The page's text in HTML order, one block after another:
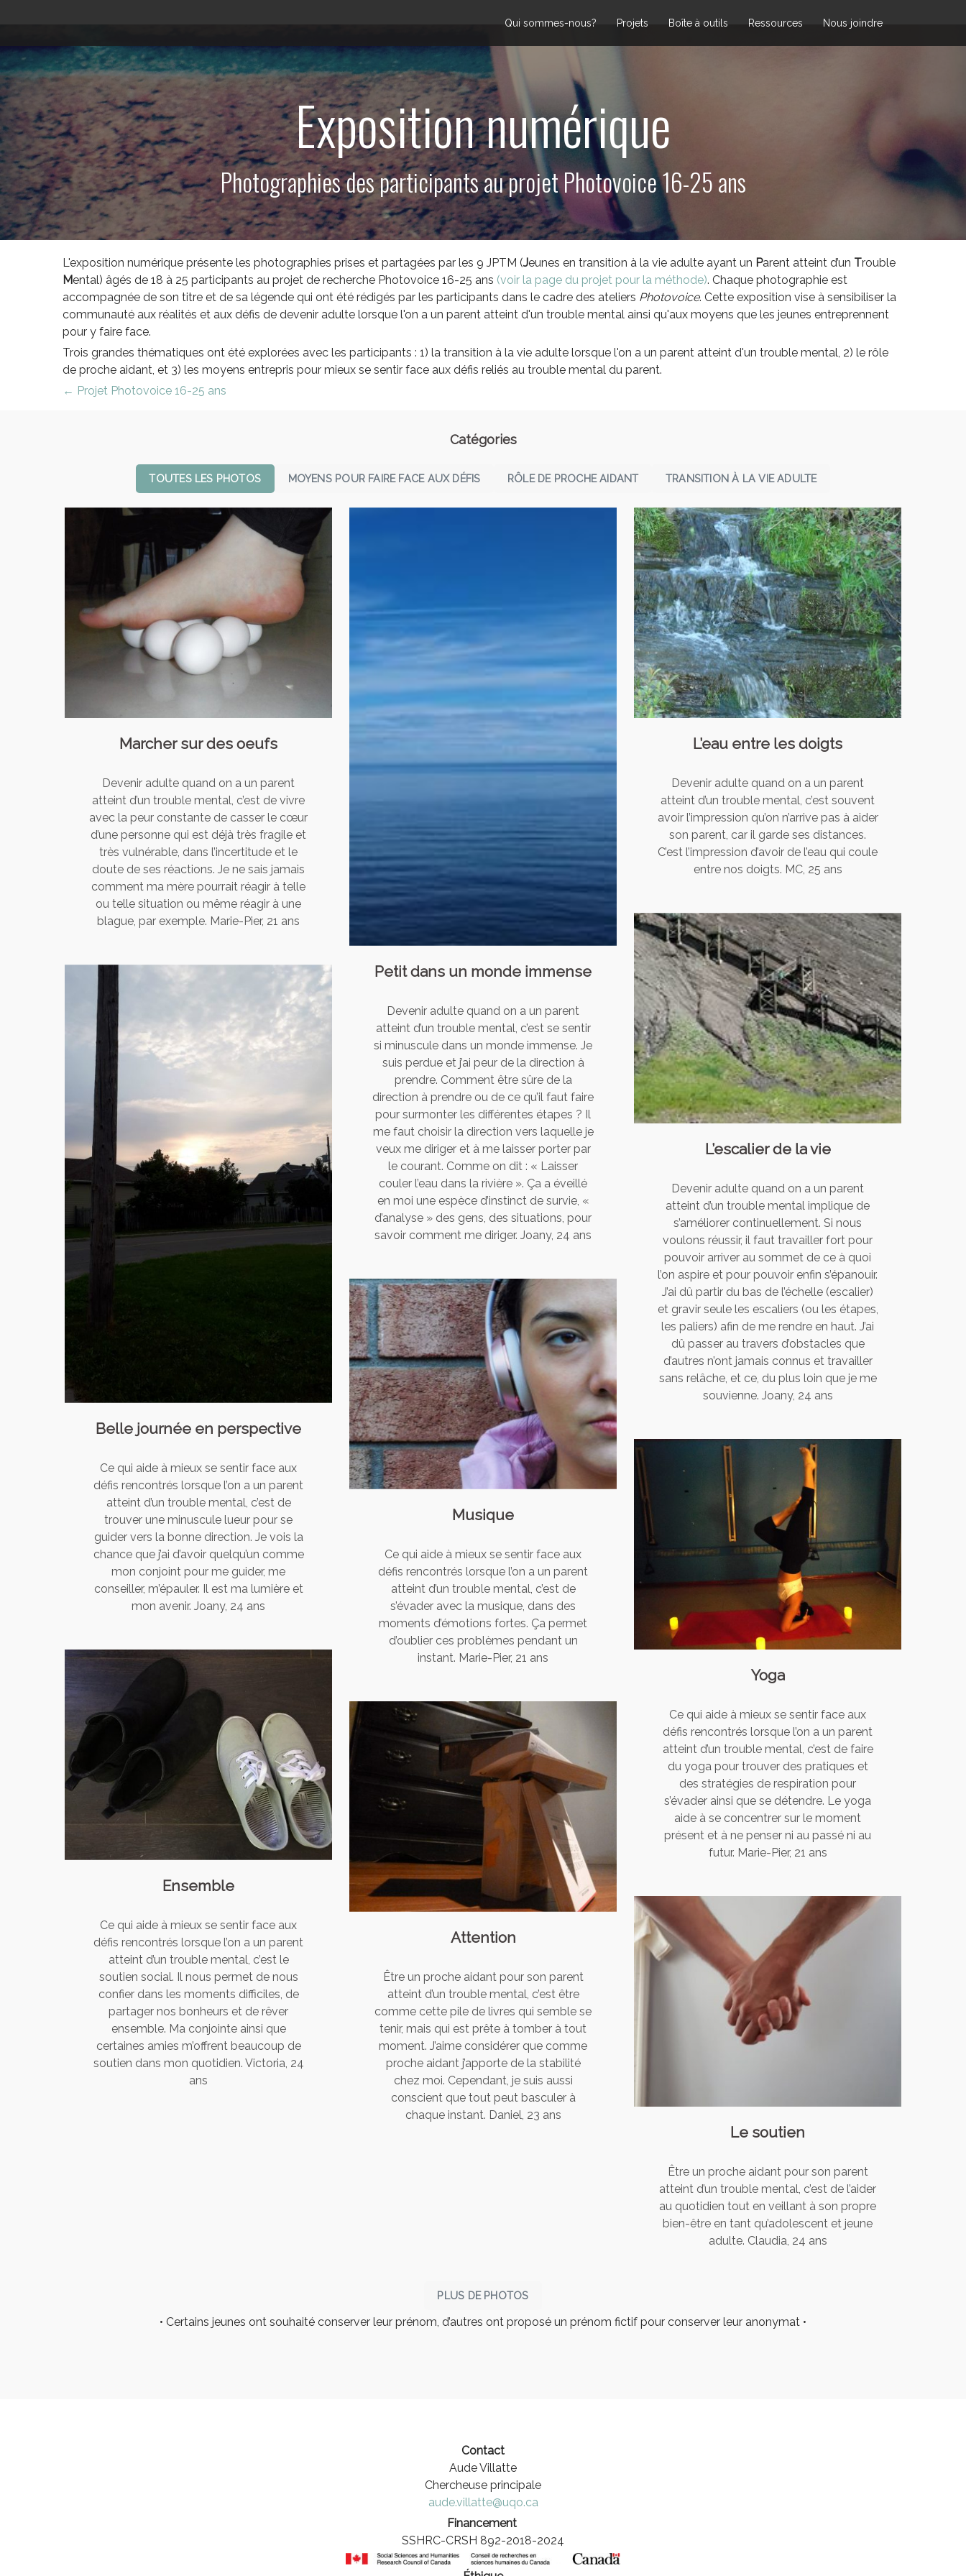
Qui sommes-nous? Projets Boîte à outils Ressources Nous joindre
Exposition numérique
Photographies des participants au projet Photovoice 16-25 ans
L'exposition numérique présente les photographies prises et partagées par les 9 JPTM (Jeunes en transition à la vie adulte ayant un Parent atteint d’un Trouble
Mental) âgés de 18 à 25 participants au projet de recherche Photovoice 16-25 ans (voir la page du projet pour la méthode). Chaque photographie est
accompagnée de son titre et de sa légende qui ont été rédigés par les participants dans le cadre des ateliers Photovoice. Cette exposition vise à sensibiliser la
communauté aux réalités et aux défis de devenir adulte lorsque l'on a un parent atteint d'un trouble mental ainsi qu'aux moyens que les jeunes entreprennent
pour y faire face.
Trois grandes thématiques ont été explorées avec les participants : 1) la transition à la vie adulte lorsque l'on a un parent atteint d'un trouble mental, 2) le rôle
de proche aidant, et 3) les moyens entrepris pour mieux se sentir face aux défis reliés au trouble mental du parent.
← Projet Photovoice 16-25 ans
Catégories
TOUTES LES PHOTOS MOYENS POUR FAIRE FACE AUX DÉFIS RÔLE DE PROCHE AIDANT TRANSITION À LA VIE ADULTE
Marcher sur des oeufs
Devenir adulte quand on a un parent
atteint d’un trouble mental, c’est de vivre
avec la peur constante de casser le cœur
d’une personne qui est déjà très fragile et
très vulnérable, dans l’incertitude et le
doute de ses réactions. Je ne sais jamais
comment ma mère pourrait réagir à telle
ou telle situation ou même réagir à une
blague, par exemple. Marie-Pier, 21 ans
Petit dans un monde immense
Devenir adulte quand on a un parent
atteint d’un trouble mental, c’est se sentir
si minuscule dans un monde immense. Je
suis perdue et j’ai peur de la direction à
prendre. Comment être sûre de la
direction à prendre ou de ce qu’il faut faire
pour surmonter les différentes étapes ? Il
me faut choisir la direction vers laquelle je
veux me diriger et à me laisser porter par
le courant. Comme on dit : « Laisser
couler l’eau dans la rivière ». Ça a éveillé
en moi une espèce d’instinct de survie, «
d’analyse » des gens, des situations, pour
savoir comment me diriger. Joany, 24 ans
L’eau entre les doigts
Devenir adulte quand on a un parent
atteint d’un trouble mental, c’est souvent
avoir l’impression qu’on n’arrive pas à aider
son parent, car il garde ses distances.
C’est l’impression d’avoir de l’eau qui coule
entre nos doigts. MC, 25 ans
L’escalier de la vie
Devenir adulte quand on a un parent
atteint d’un trouble mental implique de
s’améliorer continuellement. Si nous
voulons réussir, il faut travailler fort pour
pouvoir arriver au sommet de ce à quoi
l’on aspire et pour pouvoir enfin s’épanouir.
J’ai dû partir du bas de l’échelle (escalier)
et gravir seule les escaliers (ou les étapes,
les paliers) afin de me rendre en haut. J’ai
dû passer au travers d’obstacles que
d’autres n’ont jamais connus et travailler
sans relâche, et ce, du plus loin que je me
souvienne. Joany, 24 ans
Belle journée en perspective
Ce qui aide à mieux se sentir face aux
défis rencontrés lorsque l’on a un parent
atteint d’un trouble mental, c’est de
trouver une minuscule lueur pour se
guider vers la bonne direction. Je vois la
chance que j’ai d’avoir quelqu’un comme
mon conjoint pour me guider, me
conseiller, m’épauler. Il est ma lumière et
mon avenir. Joany, 24 ans
Musique
Ce qui aide à mieux se sentir face aux
défis rencontrés lorsque l’on a un parent
atteint d’un trouble mental, c’est de
s’évader avec la musique, dans des
moments d’émotions fortes. Ça permet
d’oublier ces problèmes pendant un
instant. Marie-Pier, 21 ans
Yoga
Ce qui aide à mieux se sentir face aux
défis rencontrés lorsque l’on a un parent
atteint d’un trouble mental, c’est de faire
du yoga pour trouver des pratiques et
des stratégies de respiration pour
s’évader ainsi que se détendre. Le yoga
aide à se concentrer sur le moment
présent et à ne penser ni au passé ni au
futur. Marie-Pier, 21 ans
Ensemble
Ce qui aide à mieux se sentir face aux
défis rencontrés lorsque l’on a un parent
atteint d’un trouble mental, c’est le
soutien social. Il nous permet de nous
confier dans les moments difficiles, de
partager nos bonheurs et de rêver
ensemble. Ma conjointe ainsi que
certaines amies m’offrent beaucoup de
soutien dans mon quotidien. Victoria, 24
ans
Attention
Être un proche aidant pour son parent
atteint d’un trouble mental, c’est être
comme cette pile de livres qui semble se
tenir, mais qui est prête à tomber à tout
moment. J’aime considérer que comme
proche aidant j’apporte de la stabilité
chez moi. Cependant, je suis aussi
conscient que tout peut basculer à
chaque instant. Daniel, 23 ans
Le soutien
Être un proche aidant pour son parent
atteint d’un trouble mental, c’est de l’aider
au quotidien tout en veillant à son propre
bien-être en tant qu’adolescent et jeune
adulte. Claudia, 24 ans
PLUS DE PHOTOS
• Certains jeunes ont souhaité conserver leur prénom, d’autres ont proposé un prénom fictif pour conserver leur anonymat •
Contact
Aude Villatte
Chercheuse principale
aude.villatte@uqo.ca
Financement
SSHRC-CRSH 892-2018-2024